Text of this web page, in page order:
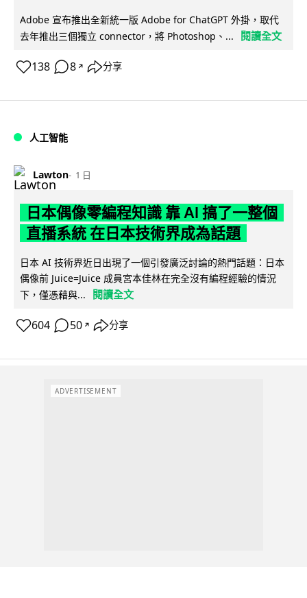
Adobe 宣布推出全新統一版 Adobe for ChatGPT 外掛，取代
去年推出三個獨立 connector，將 Photoshop、...
閱讀全文
138 8 ↗ 分享
人工智能
Lawton 1 日
日本偶像零編程知識 靠 AI 搞了一整個
直播系統 在日本技術界成為話題
日本 AI 技術界近日出現了一個引發廣泛討論的熱門話題：日本
偶像前 Juice=Juice 成員宮本佳林在完全沒有編程經驗的情況
下，僅憑藉與...
閱讀全文
604 50 ↗ 分享
ADVERTISEMENT